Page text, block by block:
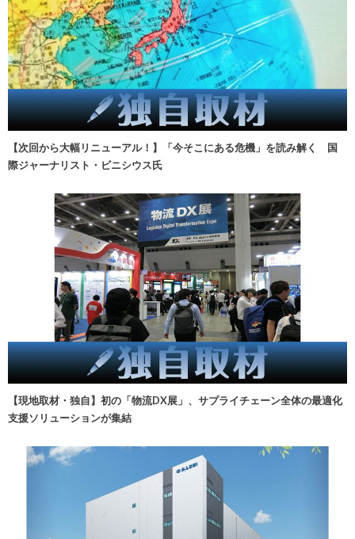
【次回から大幅リニューアル！】「今そこにある危機」を読み解く 国
際ジャーナリスト・ビニシウス氏
【現地取材・独自】初の「物流DX展」、サプライチェーン全体の最適化
支援ソリューションが集結